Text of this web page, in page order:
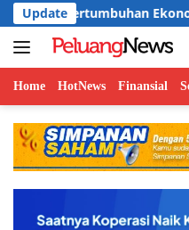
Langsung
ke
konten
Update
Ekonomi di Kisaran
Home HotNews Finansial